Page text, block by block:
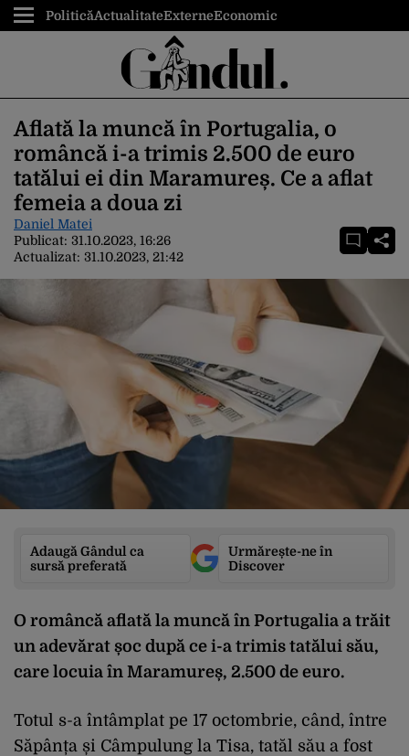
PoliticăActualitateExterneEconomic
Aflată la muncă în Portugalia, o
româncă i-a trimis 2.500 de euro
tatălui ei din Maramureș. Ce a aflat
femeia a doua zi
Daniel Matei
Publicat: 31.10.2023, 16:26
Actualizat: 31.10.2023, 21:42
Adaugă Gândul ca
sursă preferată
Urmărește-ne în
Discover
O româncă aflată la muncă în Portugalia a trăit
un adevărat șoc după ce i-a trimis tatălui său,
care locuia în Maramureș, 2.500 de euro.
Totul s-a întâmplat pe 17 octombrie, când, între
Săpânța și Câmpulung la Tisa, tatăl său a fost